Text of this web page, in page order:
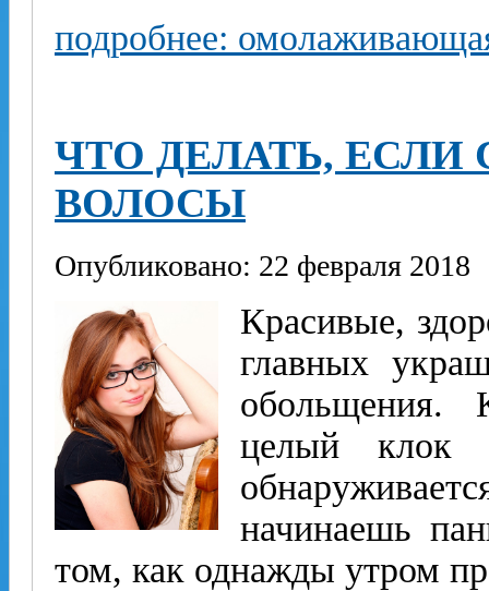
подробнее:
ЧТО ДЕЛАТЬ,
ВОЛОСЫ
Опубликовано: 22 февраля 2018
Красивые,
главных
обольщения.
целый клок
начинаешь
том, как однажды утром